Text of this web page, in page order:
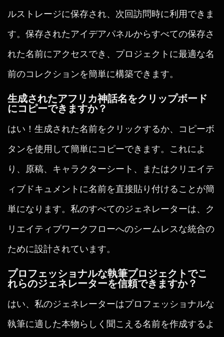
ルストレージに保存され、次回訪問時に利用できま
す。保存されたアイデアパネルからすべての保存さ
れた名前にアクセスでき、プロジェクトに最適な名
前のコレクションを簡単に構築できます。
生成されたアフリカ神話名をクリップボード
にコピーできますか？
はい！生成された名前をクリックするか、コピーボ
タンを使用して簡単にコピーできます。これによ
り、原稿、キャラクターシート、またはクリエイテ
ィブドキュメントに名前を直接貼り付けることが簡
単になります。私のすべてのジェネレーターは、ク
リエイティブワークフローへのシームレスな統合の
ために設計されています。
プロフェッショナルな執筆プロジェクトでこ
れらのジェネレーターを信頼できますか？
はい、私のジェネレーターはプロフェッショナルな
執筆に適した本物らしく聞こえる名前を作成するよ